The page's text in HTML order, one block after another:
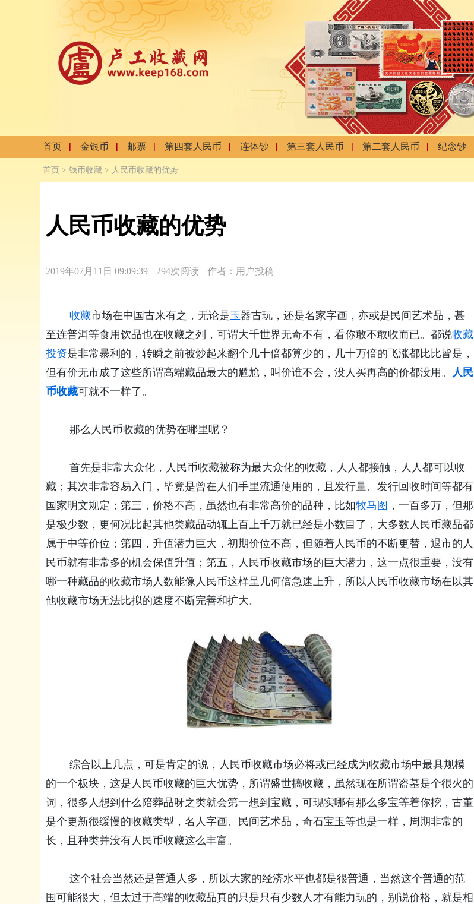
首页 金银币 邮票 第四套人民币 连体钞 第三套人民币 第二套人民币 纪念钞
首页 > 钱币收藏 > 人民币收藏的优势
人民币收藏的优势
2019年07月11日 09:09:39 294次阅读 作者：用户投稿
收藏市场在中国古来有之，无论是玉器古玩，还是名家字画，亦或是民间艺术品，甚
至连普洱等食用饮品也在收藏之列，可谓大千世界无奇不有，看你敢不敢收而已。都说收藏
投资是非常暴利的，转瞬之前被炒起来翻个几十倍都算少的，几十万倍的飞涨都比比皆是，
但有价无市成了这些所谓高端藏品最大的尴尬，叫价谁不会，没人买再高的价都没用。
人民
币收藏可就不一样了。
那么人民币收藏的优势在哪里呢？
首先是非常大众化，人民币收藏被称为最大众化的收藏，人人都接触，人人都可以收
藏；其次非常容易入门，毕竟是曾在人们手里流通使用的，且发行量、发行回收时间等都有
国家明文规定；第三，价格不高，虽然也有非常高价的品种，比如牧马图 ，一百多万，但那
是极少数，更何况比起其他类藏品动辄上百上千万就已经是小数目了，大多数人民币藏品都
属于中等价位；第四，升值潜力巨大，初期价位不高，但随着人民币的不断更替，退市的人
民币就有非常多的机会保值升值；第五，人民币收藏市场的巨大潜力，这一点很重要，没有
哪一种藏品的收藏市场人数能像人民币这样呈几何倍急速上升，所以人民币收藏市场在以其
他收藏市场无法比拟的速度不断完善和扩大。
综合以上几点，可是肯定的说，人民币收藏市场必将或已经成为收藏市场中最具规模
的一个板块，这是人民币收藏的巨大优势，所谓盛世搞收藏，虽然现在所谓盗墓是个很火的
词，很多人想到什么陪葬品呀之类就会第一想到宝藏，可现实哪有那么多宝等着你挖，古董
是个更新很缓慢的收藏类型，名人字画、民间艺术品，奇石宝玉等也是一样，周期非常的
长，且种类并没有人民币收藏这么丰富。
这个社会当然还是普通人多，所以大家的经济水平也都是很普通，当然这个普通的范
围可能很大，但太过于高端的收藏品真的只是只有少数人才有能力玩的，别说价格，就是相